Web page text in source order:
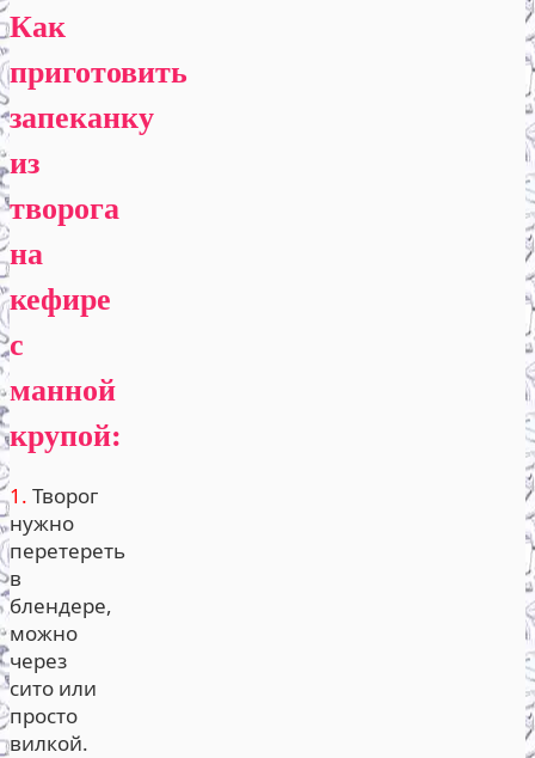
Как
приготовить
запеканку
из
творога
на
кефире
с
манной
крупой:
1. Творог
нужно
перетереть
в
блендере,
можно
через
сито или
просто
вилкой.